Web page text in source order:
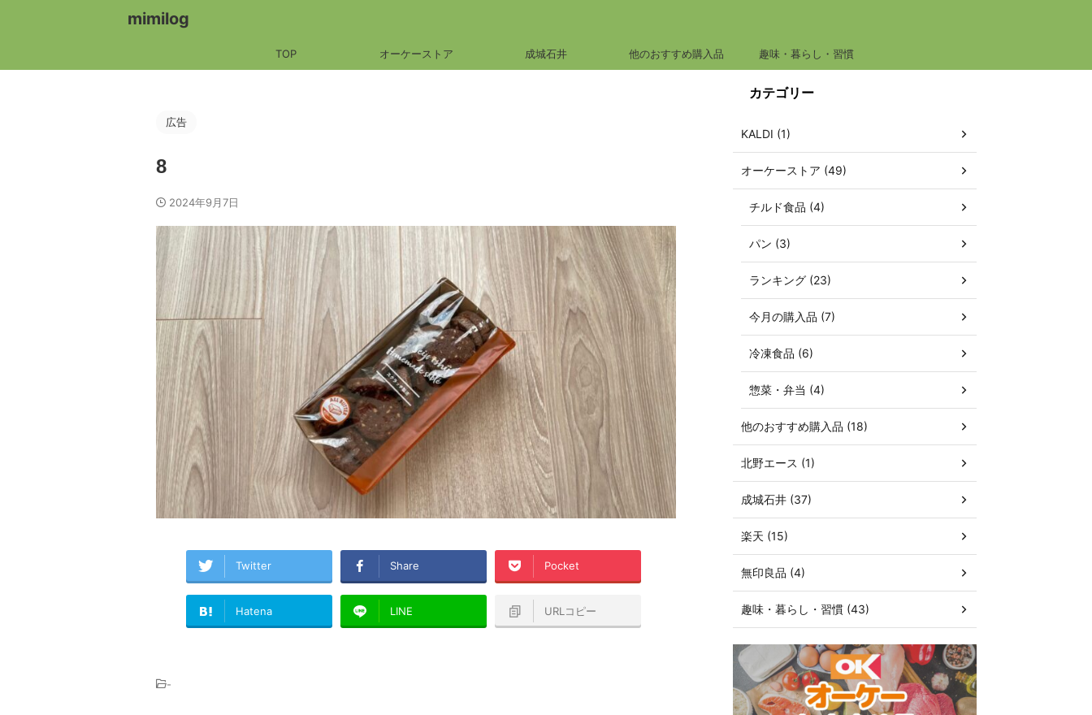
mimilog
TOP オーケーストア 成城石井 他のおすすめ購入品 趣味・暮らし・習慣
広告
8
2024年9月7日
Twitter Share Pocket
Hatena LINE URLコピー
-
カテゴリー
KALDI (1)
オーケーストア (49)
チルド食品 (4)
パン (3)
ランキング (23)
今月の購入品 (7)
冷凍食品 (6)
惣菜・弁当 (4)
他のおすすめ購入品 (18)
北野エース (1)
成城石井 (37)
楽天 (15)
無印良品 (4)
趣味・暮らし・習慣 (43)